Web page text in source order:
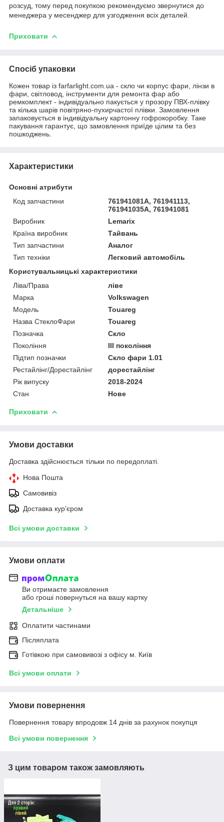
розсуд, тому перед покупкою рекомендуємо звернутися до
менеджера у месенджер для узгодження всіх деталей.
Приховати
Спосіб упаковки
Кожен товар із farfarlight.com.ua - скло чи корпус фари, лінзи в
фари, світловод, інструменти для ремонта фар або
ремкомплект - індивідуально пакується у прозору ПВХ-плівку
та кілька шарів повітряно-пухирчастої плівки. Замовлення
запаковується в індивідуальну картонну гофрокоробку. Таке
пакування гарантує, що замовлення приїде цілим та без
пошкоджень.
Характеристики
Основні атрибути
Код запчастини
761941081A, 761941113,
761941035A, 761941081
Виробник
Lemarix
Країна виробник
Тайвань
Тип запчастини
Аналог
Тип техніки
Легковий автомобіль
Користувальницькі характеристики
Ліва/Права
ліве
Марка
Volkswagen
Мoдель
Touareg
Назва СтеклоФари
Touareg
Позначка
Скло
Покоління
III покоління
Підтип позначки
Скло фари 1.01
Рестайлінг/Дорестайлінг
дорестайлінг
Рік випуску
2018-2024
Стан
Нове
Приховати
Умови доставки
Доставка здійснюється тільки по передоплаті.
Нова Пошта
Самовивіз
Доставка кур'єром
Всі умови доставки
Умови оплати
Ви отримаєте замовлення
або гроші повернуться на вашу картку
Детальніше
Оплатити частинами
Післяплата
Готівкою при самовивозі з офісу м. Київ
Всі умови оплати
Умови повернення
Повернення товару впродовж 14 днів за рахунок покупця
Всі умови повернення
З цим товаром також замовляють